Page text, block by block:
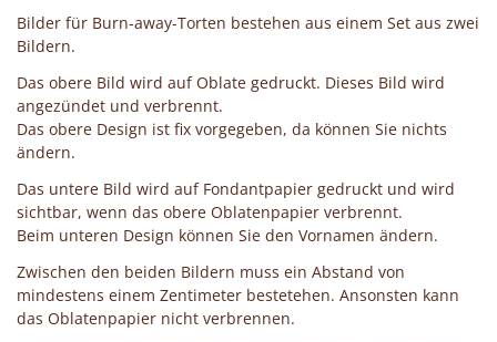
Bilder für Burn-away-Torten bestehen aus einem Set aus zwei
Bildern.
Das obere Bild wird auf Oblate gedruckt. Dieses Bild wird
angezündet und verbrennt.
Das obere Design ist fix vorgegeben, da können Sie nichts
ändern.
Das untere Bild wird auf Fondantpapier gedruckt und wird
sichtbar, wenn das obere Oblatenpapier verbrennt.
Beim unteren Design können Sie den Vornamen ändern.
Zwischen den beiden Bildern muss ein Abstand von
mindestens einem Zentimeter bestetehen. Ansonsten kann
das Oblatenpapier nicht verbrennen.